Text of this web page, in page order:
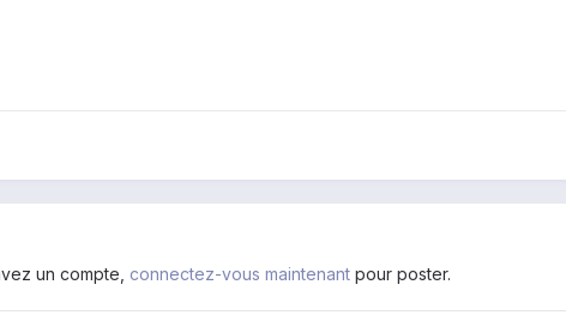
un compte, connectez-vous maintenant pour poster.